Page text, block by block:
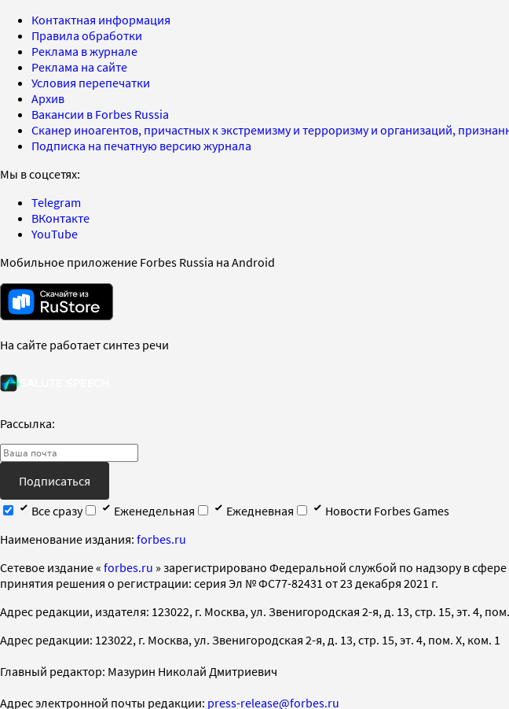
Контактная информация
Правила обработки
Реклама в журнале
Реклама на сайте
Условия перепечатки
Архив
Вакансии в Forbes Russia
Сканер иноагентов, причастных к экстремизму и терроризму и организаций,
Подписка на печатную версию журнала
Мы в соцсетях:
Telegram
ВКонтакте
YouTube
Мобильное приложение Forbes Russia на Android
На сайте работает синтез речи
Рассылка:
Подписаться
Все сразу
Еженедельная Ежедневная
Новости Forbes Games
Наименование издания: forbes.ru
Cетевое издание « forbes.ru » зарегистрировано Федеральной службой по надзору в
принятия решения о регистрации: серия Эл № ФС77-82431 от 23 декабря 2021 г.
Адрес редакции, издателя: 123022, г. Москва, ул. Звенигородская 2-я, д. 13, стр. 15, эт. 4,
Адрес редакции: 123022, г. Москва, ул. Звенигородская 2-я, д. 13, стр. 15, эт. 4, пом. X, ком. 1
Главный редактор: Мазурин Николай Дмитриевич
Адрес электронной почты редакции: press-release@forbes.ru